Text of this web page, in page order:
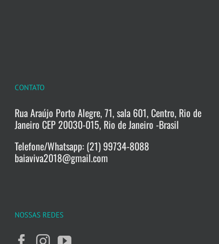
CONTATO
Rua Araújo Porto Alegre, 71, sala 601, Centro, Rio de
Janeiro CEP 20030-015, Rio de Janeiro -Brasil
Telefone/Whatsapp: (21) 99734-8088
baiaviva2018@gmail.com
NOSSAS REDES